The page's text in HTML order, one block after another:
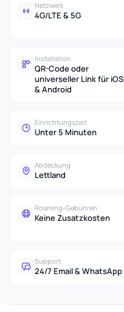
Netzwerk
4G/LTE & 5G
Installation
QR-Code oder
universeller Link für iOS
& Android
Einrichtungszeit
Unter 5 Minuten
Abdeckung
Lettland
Roaming-Gebühren
Keine Zusatzkosten
Support
24/7 Email & WhatsApp